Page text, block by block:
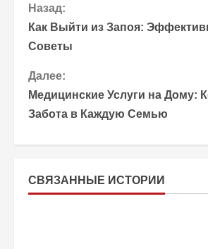
П
р
о
д
ж
Назад:
Как Выйти из Запоя:
Советы
Далее:
Медицинские Услуги на Дому:
Забота в Каждую Семью
СВЯЗАННЫЕ ИСТОРИИ